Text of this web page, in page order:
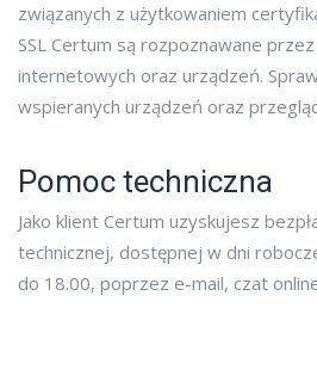
związanych z użytkowaniem
SSL Certum są rozpoznawane
internetowych oraz urządzeń.
wspieranych urządzeń oraz
Pomoc techniczna
Jako klient Certum uzyskujesz
technicznej, dostępnej w dni
do 18.00, poprzez e-mail, czat